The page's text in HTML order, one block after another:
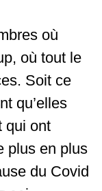
où
où tout le
Soit ce
qu’elles
qui ont
plus en plus
du Covid